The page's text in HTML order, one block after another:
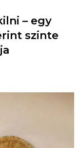
– egy
szinte